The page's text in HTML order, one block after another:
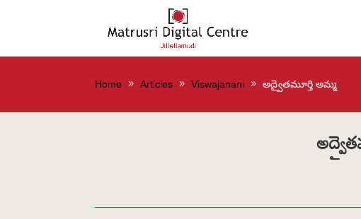
Home Articles Viswajanani అద్వైతమూర్తి అమ్మ